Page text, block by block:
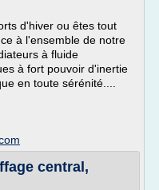
d'hiver ou êtes tout
à l'ensemble de notre
à fluide
à fort pouvoir d'inertie
en toute sérénité....
central,